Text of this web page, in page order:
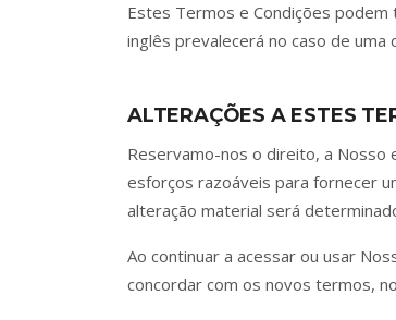
Estes Termos e Condições
inglês prevalecerá no caso de uma
ALTERAÇÕES A ESTES
Reservamo-nos o direito, a Nosso
esforços razoáveis para fornecer
alteração material será
Ao continuar a acessar ou usar
concordar com os novos termos,